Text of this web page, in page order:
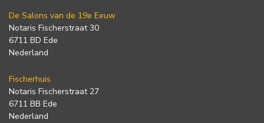
De Salons van de 19e Eeuw
Notaris Fischerstraat 30
6711 BD Ede
Nederland
Fischerhuis
Notaris Fischerstraat 27
6711 BB Ede
Nederland